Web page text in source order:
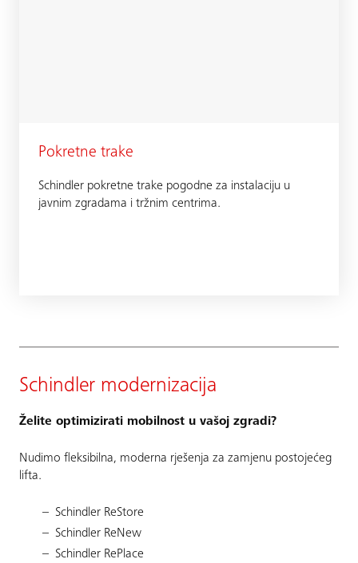
Pokretne trake
Schindler pokretne trake pogodne za instalaciju u
javnim zgradama i tržnim centrima.
Schindler modernizacija
Želite optimizirati mobilnost u vašoj zgradi?
Nudimo fleksibilna, moderna rješenja za zamjenu postojećeg
lifta.
Schindler ReStore
Schindler ReNew
Schindler RePlace